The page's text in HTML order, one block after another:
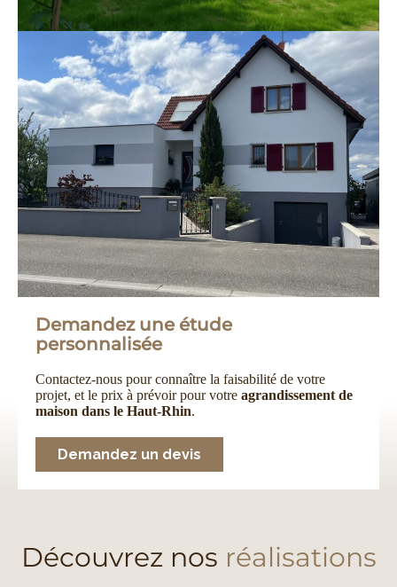
Demandez une étude
personnalisée
Contactez-nous pour connaître la faisabilité de votre
projet, et le prix à prévoir pour votre agrandissement de
maison dans le Haut-Rhin.
Demandez un devis
Découvrez nos réalisations